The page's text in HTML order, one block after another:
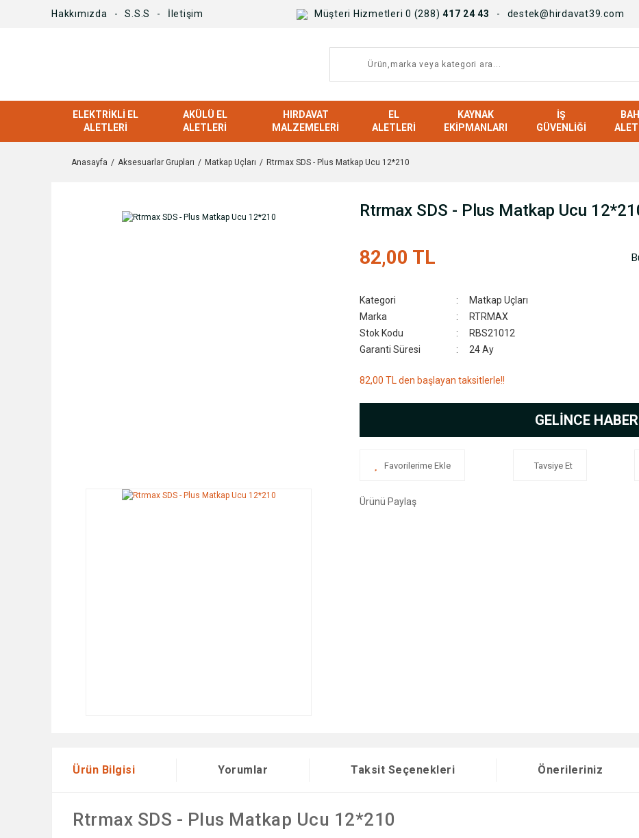
Hakkımızda S.S.S İletişim Müşteri Hizmetleri 0 (288) 417 24 43 destek@hirdavat39.com
ELEKTRIKLI EL
ALETLERI
AKÜLÜ EL
ALETLERI
HIRDAVAT
MALZEMELERI
EL
ALETLERI
KAYNAK
EKIPMANLARI
İŞ
GÜVENLIĞI
Anasayfa Aksesuarlar Grupları Matkap Uçları Rtrmax SDS - Plus Matkap Ucu 12*210
Rtrmax SDS - Plus Matkap Ucu
82,00 TL
Kategori
Matkap Uçları
Marka
RTRMAX
Stok Kodu
RBS21012
Garanti Süresi
24 Ay
82,00 TL den başlayan taksitlerle!!
GELİNCE
Tavsiye Et
Ürünü Paylaş
Ürün Bilgisi Yorumlar Taksit Seçenekleri Önerileriniz
Rtrmax SDS - Plus Matkap Ucu 12*210